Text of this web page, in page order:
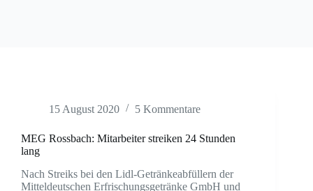
15 August 2020 5 Kommentare
MEG Rossbach: Mitarbeiter streiken 24 Stunden
lang
Nach Streiks bei den Lidl-Getränkeabfüllern der
Mitteldeutschen Erfrischungsgetränke GmbH und